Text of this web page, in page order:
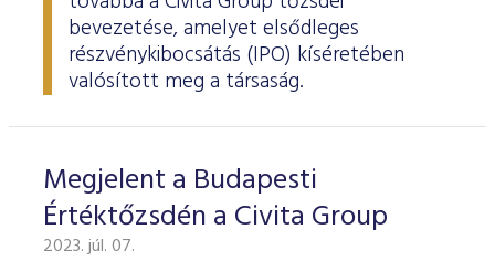
bevezetése, amelyet elsődleges
részvénykibocsátás (IPO) kíséretében
valósított meg a társaság.
Megjelent a Budapesti
Értéktőzsdén a Civita Group
2023. júl. 07.